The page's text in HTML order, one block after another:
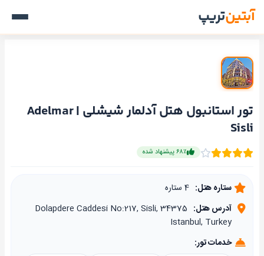
آبتینتریپ
تور استانبول هتل آدلمار شیشلی | Adelmar
Sisli
۶۸٪ پیشنهاد شده
ستاره هتل:
آدرس هتل: Dolapdere Caddesi No:217, Sisli, 34375
Istanbul, Turkey
خدمات تور: